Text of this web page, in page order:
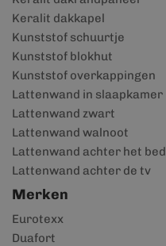
Keralit dakkapel
Kunststof schuurtje
Kunststof blokhut
Kunststof overkappingen
Lattenwand in slaapkamer
Lattenwand zwart
Lattenwand walnoot
Lattenwand achter het bed
Lattenwand achter de tv
Merken
Eurotexx
Duafort